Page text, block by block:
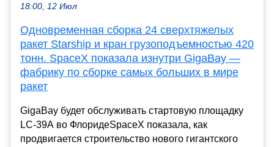
18:00, 12 Июл
Одновременная сборка 24 сверхтяжелых
ракет Starship и кран грузоподъемностью 420
тонн. SpaceX показала изнутри GigaBay —
фабрику по сборке самых больших в мире
ракет
GigaBay будет обслуживать стартовую площадку
LC-39A во ФлоридеSpaceX показала, как
продвигается строительство нового гигантского